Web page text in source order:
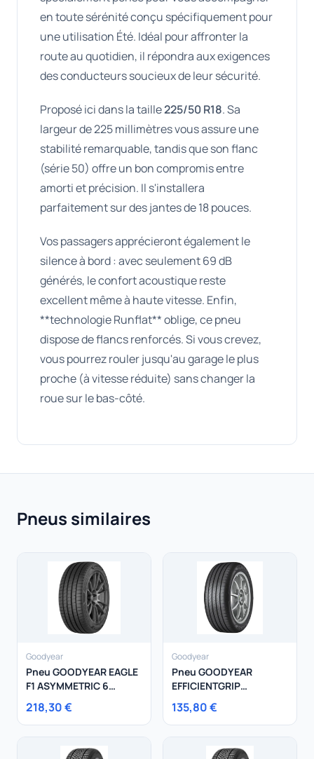
en toute sérénité conçu spécifiquement pour
une utilisation Été. Idéal pour affronter la
route au quotidien, il répondra aux exigences
des conducteurs soucieux de leur sécurité.
Proposé ici dans la taille225/50 R18. Sa
largeur de 225 millimètres vous assure une
stabilité remarquable, tandis que son flanc
(série 50) offre un bon compromis entre
amorti et précision. Il s'installera
parfaitement sur des jantes de 18 pouces.
Vos passagers apprécieront également le
silence à bord : avec seulement 69 dB
générés, le confort acoustique reste
excellent même à haute vitesse. Enfin,
**technologie Runflat** oblige, ce pneu
dispose de flancs renforcés. Si vous crevez,
vous pourrez rouler jusqu'au garage le plus
proche (à vitesse réduite) sans changer la
roue sur le bas-côté.
Pneus similaires
Goodyear
Pneu GOODYEAR EAGLE
F1 ASYMMETRIC 6
245/35R21 96Y
218,30 €
Goodyear
Pneu GOODYEAR
EFFICIENTGRIP
PERFORMANCE 2
195/60R16 89V
135,80 €